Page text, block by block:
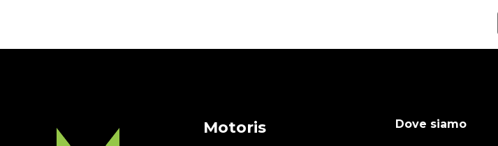
Motoris Dove siamo